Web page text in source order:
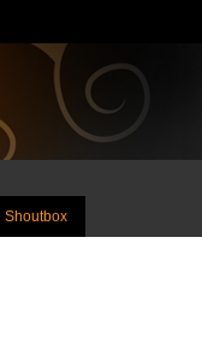
Shoutbox